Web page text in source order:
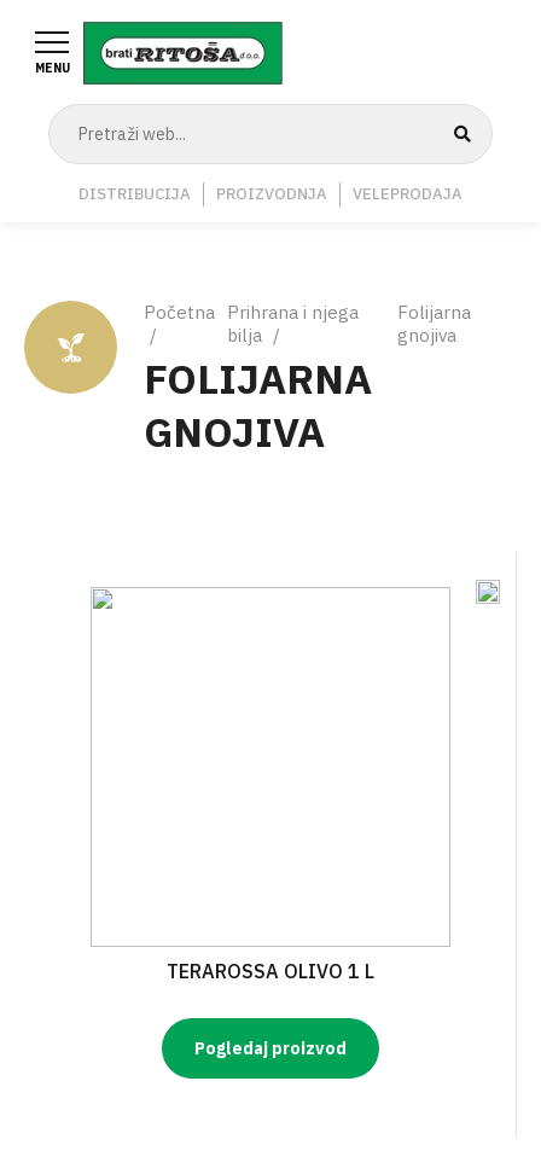
glavni
Navigation
DISTRIBUCIJA PROIZVODNJA VELEPRODAJA
MENU
Breadcrumb
Početna Prihrana i njega
bilja
Folijarna
gnojiva
FOLIJARNA
GNOJIVA
TERAROSSA OLIVO 1 L
Pogledaj proizvod